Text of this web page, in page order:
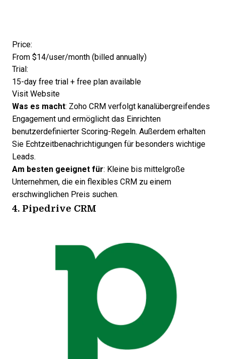
Opens new window
Price:
From $14/user/month (billed annually)
Trial:
15-day free trial + free plan available
Visit WebsiteOpens new window
Was es macht: Zoho CRM verfolgt kanalübergreifendes
Engagement und ermöglicht das Einrichten
benutzerdefinierter Scoring-Regeln. Außerdem erhalten
Sie Echtzeitbenachrichtigungen für besonders wichtige
Leads.
Am besten geeignet für: Kleine bis mittelgroße
Unternehmen, die ein flexibles CRM zu einem
erschwinglichen Preis suchen.
4. Pipedrive CRM